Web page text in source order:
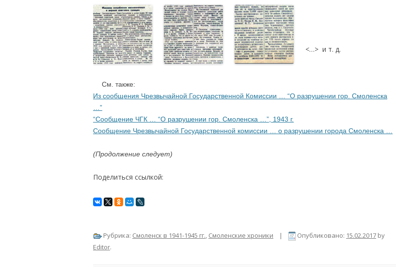
<…> и т. д.
См. также:
Из сообщения Чрезвычайной Государственной Комиссии … “О разрушении гор. Смоленска
…”
“Сообщение ЧГК … “О разрушении гор. Смоленска …”, 1943 г.
Сообщение Чрезвычайной Государственной комиссии … о разрушении города Смоленска …
(Продолжение следует)
Поделиться ссылкой:
Рубрика: Смоленск в 1941-1945 гг., Смоленские хроники | Опубликовано: 15.02.2017 by
Editor.